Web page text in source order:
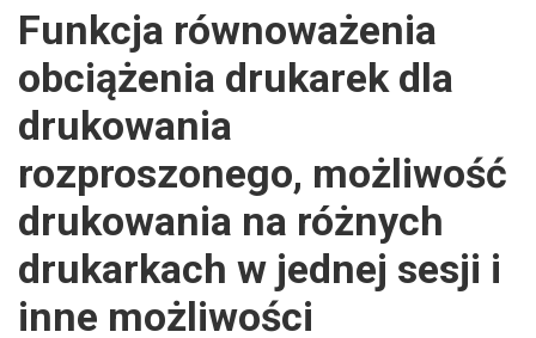
Funkcja równoważenia
obciążenia drukarek dla
drukowania
rozproszonego, możliwość
drukowania na różnych
drukarkach w jednej sesji i
inne możliwości